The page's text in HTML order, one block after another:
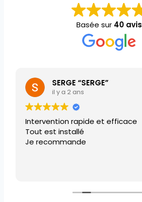
Basée sur 40 avis
SERGE “SERGE”
il y a 2 ans
Intervention rapide et efficace
Tout est installé
Je recommande